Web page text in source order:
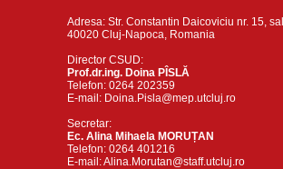
Adresa: Str. Constantin Daicoviciu nr. 15,
40020 Cluj-Napoca, Romania
Director CSUD:
Prof.dr.ing. Doina PÎSLĂ
Telefon: 0264 202359
E-mail: Doina.Pisla@mep.utcluj.ro
Secretar:
Ec. Alina Mihaela MORUȚAN
Telefon: 0264 401216
E-mail: Alina.Morutan@staff.utcluj.ro